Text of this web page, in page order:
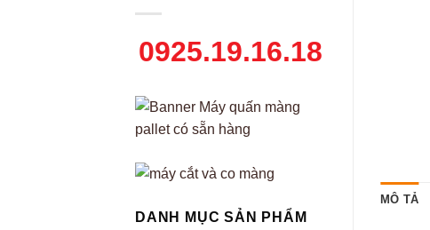
0925.19.16.18
DANH MỤC SẢN PHẨM
MÔ TẢ